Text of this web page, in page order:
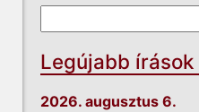
Keresés űrlap
Legújabb írások
2026. augusztus 6.